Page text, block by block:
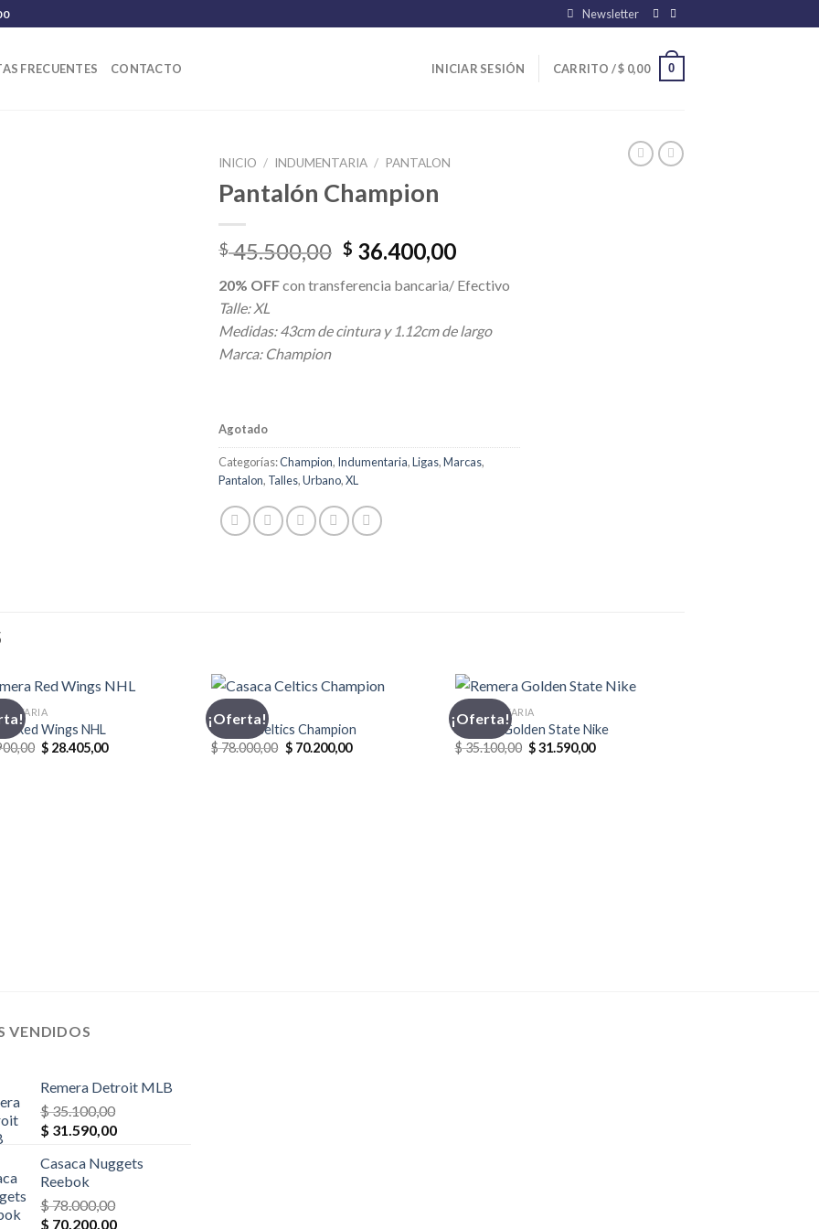
Newsletter
FRECUENTES CONTACTO INICIAR SESIÓN CARRITO /$ 0,00 0
INICIO / INDUMENTARIA / PANTALON
Pantalón Champion
$45.500,00 El
original
$ 45.500,00.
$ 36.400,00El
actual
$ 36.400,00.
20% OFFcon transferencia bancaria/ Efectivo
Talle: XL
Medidas: 43cm de cintura y 1.12cm de largo
Marca: Champion
Agotado
Categorías:Champion, Indumentaria,Ligas,Marcas,
Pantalon, Talles,Urbano,XL
Red Wings NHL
El
precio
$ 28.405,00El
¡Oferta!
CASACA
Casaca Celtics Champion
$78.000,00 El
precio
$70.200,00El
¡Oferta!
INDUMENTARIA
Remera Golden State Nike
$35.100,00 El
precio
$31.590,00El
VENDIDOS
Remera Detroit MLB
$35.100,00
El
original
era:
$ 35.100,00.
$ 31.590,00El
actual
Casaca Nuggets
Reebok
$78.000,00
El
$ 70.200,00El